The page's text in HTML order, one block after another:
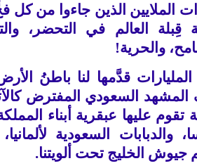
الملايين الذين جاءوا من كل
قِبلة العالم في التحضر،
والحرية!
قدَّمها لنا باطنُ
السعودي المفترض
تقوم عليها عبقرية أبناء
والدبابات السعودية
جيوش الخليج تحت ألويتنا.